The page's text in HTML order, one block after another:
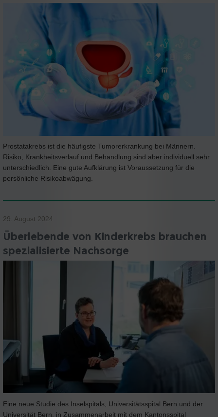
Prostatakrebs ist die häufigste Tumorerkrankung bei Männern.
Risiko, Krankheitsverlauf und Behandlung sind aber individuell sehr
unterschiedlich. Eine gute Aufklärung ist Voraussetzung für die
persönliche Risikoabwägung.
29. August 2024
Überlebende von Kinderkrebs brauchen
spezialisierte Nachsorge
Eine neue Studie des Inselspitals, Universitätsspital Bern und der
Universität Bern, in Zusammenarbeit mit dem Kantonsspital